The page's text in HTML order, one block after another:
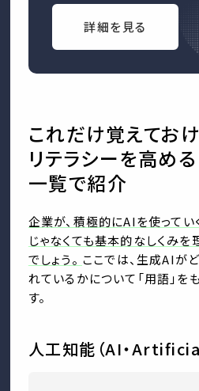
詳細を見る
これだけ覚えてお
リテラシーを高め
一覧で紹介
企業が、積極的にAIを使ってい
じゃなくても基本的なしくみを
でしょう。 ここでは、生成AIが
れているかについて「用語」を
す。
人工知能（AI・